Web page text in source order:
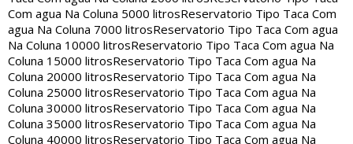
Com agua Na Coluna 5000 litrosReservatorio Tipo Taca Com
agua Na Coluna 7000 litrosReservatorio Tipo Taca Com agua
Na Coluna 10000 litrosReservatorio Tipo Taca Com agua Na
Coluna 15000 litrosReservatorio Tipo Taca Com agua Na
Coluna 20000 litrosReservatorio Tipo Taca Com agua Na
Coluna 25000 litrosReservatorio Tipo Taca Com agua Na
Coluna 30000 litrosReservatorio Tipo Taca Com agua Na
Coluna 35000 litrosReservatorio Tipo Taca Com agua Na
Coluna 40000 litrosReservatorio Tipo Taca Com agua Na